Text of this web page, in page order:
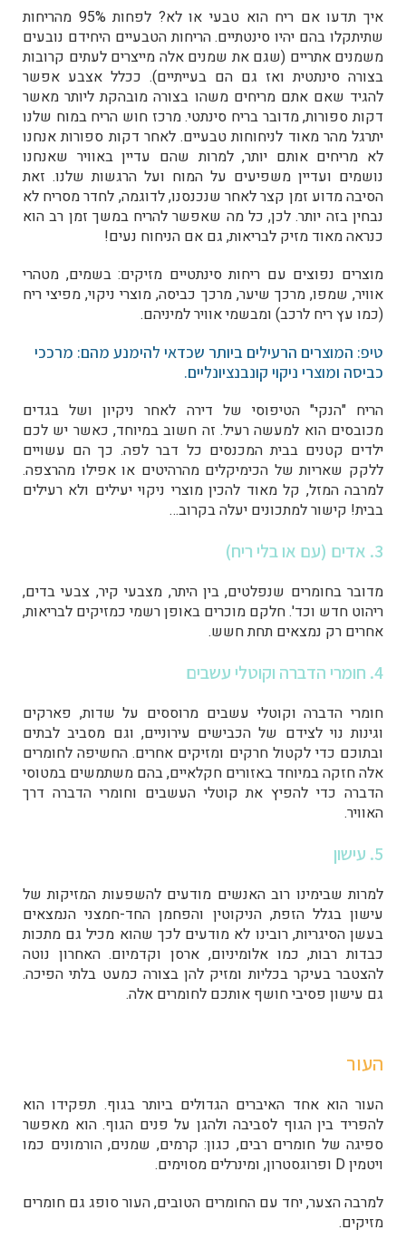
איך תדעו אם ריח הוא טבעי או לא? לפחות 95% מהריחות
שתיתקלו בהם יהיו סינטתיים. הריחות הטבעיים היחידם נובעים
משמנים אתריים (שגם את שמנים אלה מייצרים לעתים קרובות
בצורה סינתטית ואז גם הם בעייתיים). ככלל אצבע אפשר
להגיד שאם אתם מריחים משהו בצורה מובהקת ליותר מאשר
דקות ספורות, מדובר בריח סינתטי. מרכז חוש הריח במוח שלנו
יתרגל מהר מאוד לניחוחות טבעיים. לאחר דקות ספורות אנחנו
לא מריחים אותם יותר, למרות שהם עדיין באוויר שאנחנו
נושמים ועדיין משפיעים על המוח ועל הרגשות שלנו. זאת
הסיבה מדוע זמן קצר לאחר שנכנסנו, לדוגמה, לחדר מסריח לא
נבחין בזה יותר. לכן, כל מה שאפשר להריח במשך זמן רב הוא
כנראה מאוד מזיק לבריאות, גם אם הניחוח נעים!
מוצרים נפוצים עם ריחות סינתטיים מזיקים: בשמים, מטהרי
אוויר, שמפו, מרכך שיער, מרכך כביסה, מוצרי ניקוי, מפיצי ריח
(כמו עץ ריח לרכב) ומבשמי אוויר למיניהם.
טיפ: המוצרים הרעילים ביותר שכדאי להימנע מהם: מרככי
כביסה ומוצרי ניקוי קונבנציונליים.
הריח "הנקי" הטיפוסי של דירה לאחר ניקיון ושל בגדים
מכובסים הוא למעשה רעיל. זה חשוב במיוחד, כאשר יש לכם
ילדים קטנים בבית המכנסים כל דבר לפה. כך הם עשויים
ללקק שאריות של הכימיקלים מהרהיטים או אפילו מהרצפה.
למרבה המזל, קל מאוד להכין מוצרי ניקוי יעילים ולא רעילים
בבית! קישור למתכונים יעלה בקרוב…
3. אדים (עם או בלי ריח)
מדובר בחומרים שנפלטים, בין היתר, מצבעי קיר, צבעי בדים,
ריהוט חדש וכד'. חלקם מוכרים באופן רשמי כמזיקים לבריאות,
אחרים רק נמצאים תחת חשש.
4. חומרי הדברה וקוטלי עשבים
חומרי הדברה וקוטלי עשבים מרוססים על שדות, פארקים
וגינות נוי לצידם של הכבישים עירוניים, וגם מסביב לבתים
ובתוכם כדי לקטול חרקים ומזיקים אחרים. החשיפה לחומרים
אלה חזקה במיוחד באזורים חקלאיים, בהם משתמשים במטוסי
הדברה כדי להפיץ את קוטלי העשבים וחומרי הדברה דרך
האוויר.
5. עישון
למרות שבימינו רוב האנשים מודעים להשפעות המזיקות של
עישון בגלל הזפת, הניקוטין והפחמן החד-חמצני הנמצאים
בעשן הסיגריות, רובינו לא מודעים לכך שהוא מכיל גם מתכות
כבדות רבות, כמו אלומיניום, ארסן וקדמיום. האחרון נוטה
להצטבר בעיקר בכליות ומזיק להן בצורה כמעט בלתי הפיכה.
גם עישון פסיבי חושף אותכם לחומרים אלה.
העור
העור הוא אחד האיברים הגדולים ביותר בגוף. תפקידו הוא
להפריד בין הגוף לסביבה ולהגן על פנים הגוף. הוא מאפשר
ספיגה של חומרים רבים, כגון: קרמים, שמנים, הורמונים כמו
ויטמין D ופרוגסטרון, ומינרלים מסוימים.
למרבה הצער, יחד עם החומרים הטובים, העור סופג גם חומרים
מזיקים.